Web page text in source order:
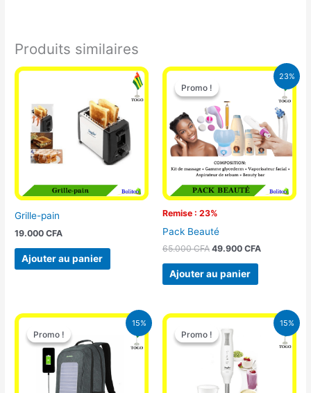
Produits similaires
Grille-pain
19.000CFA
Ajouter au panier
23%
Promo !
Remise : 23%
Promo !
Pack Beauté
65.000CFA
Le
prix
initial
était :
65.000 CFA.
49.900 CFA
Le
prix
actuel
est :
49.900
Ajouter au panier
15%
Promo !
Promo !
Le
initial
était :
29.500 CFA.
Le
prix
actuel
15%
Promo !
Promo !
Le
prix
initial
était :
12.900 CFA.
Le